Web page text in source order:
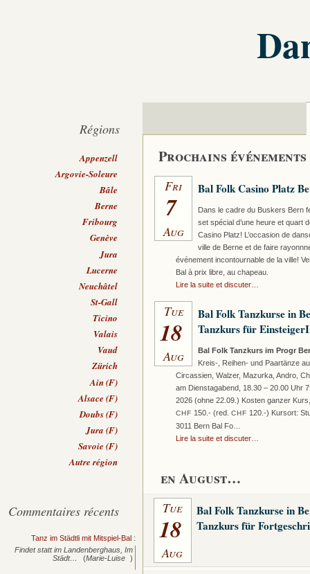
Prochains événements
Fri
7
Aug
Bal Folk Casino Platz
Dans le cadre du Buskers Bern
set spécial d’une heure et quart
Casino Platz! L’occasion de
ville de Berne et de faire
événement incontournable de la ville!
Bal à prix libre, au chapeau.
Lire la suite et discuter…
Tue
18
Aug
Bal Folk Tanzkurse in
Tanzkurs für
Bal Folk Tanzkurs im Progr
Kreis-, Reihen- und Paartänze
Circassien, Walzer, Mazurka, Andro,
am Dienstagabend, 18.30 – 20.00 Uhr
2026 (ohne 22.09.) Kosten ganzer
CHF 150.- (red. CHF 120.-) Kursort:
3011 Bern Bal Fo…
Lire la suite et discuter…
en August…
Tue
18
Aug
Bal Folk Tanzkurse in
Tanzkurs für
Régions
Appenzell
Argovie-Soleure
Bâle
Berne
Fribourg
Genève
Jura
Lucerne
Neuchâtel
St-Gall
Ticino
Valais
Vaud
Zürich
Ain (F)
Alsace (F)
Doubs (F)
Jura (F)
Savoie (F)
Autre région
Commentaires récents
Tanz im Städtli mit Mitspiel-Bal :
Findet statt im Landenberghaus, Im
Städt…
(Marie-Luise )